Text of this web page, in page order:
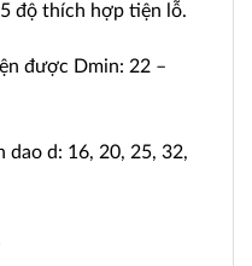
độ thích hợp tiện lỗ.
được Dmin: 22 –
dao d: 16, 20, 25, 32,